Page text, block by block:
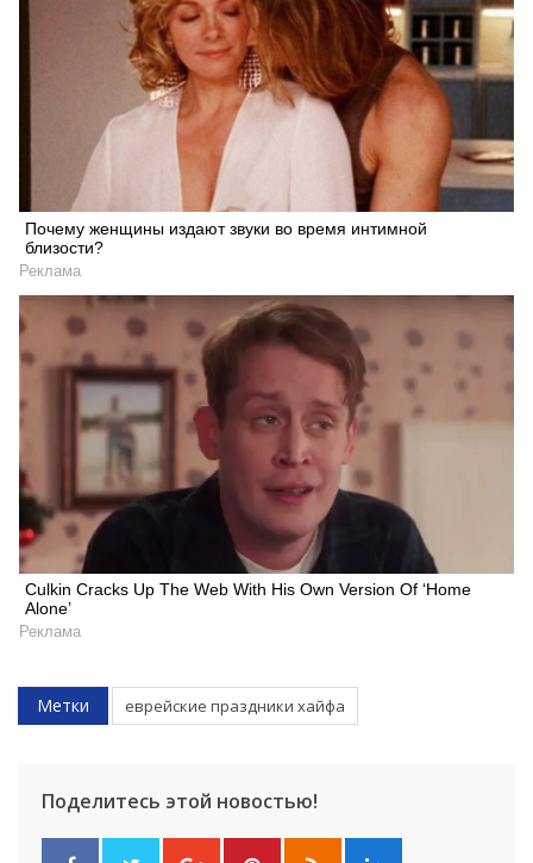
Почему женщины издают звуки во время интимной
близости?
Реклама
Culkin Cracks Up The Web With His Own Version Of ‘Home
Alone’
Реклама
Метки еврейские праздники хайфа
Поделитесь этой новостью!